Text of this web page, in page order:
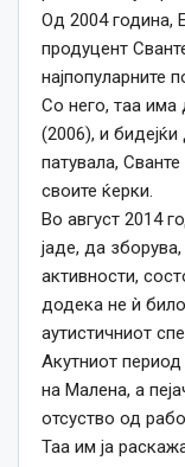
Од 2004 година,
продуцент
најпопуларните
Со него, таа има
(2006), и
патувала,
своите ќерки.
Во август 2014
јаде, да
активности,
додека не ѝ
аутистичниот
Акутниот период
на Малена, а
отсуство од
Таа им ја